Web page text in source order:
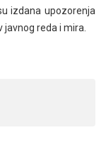
izdana upozorenja
reda i mira.